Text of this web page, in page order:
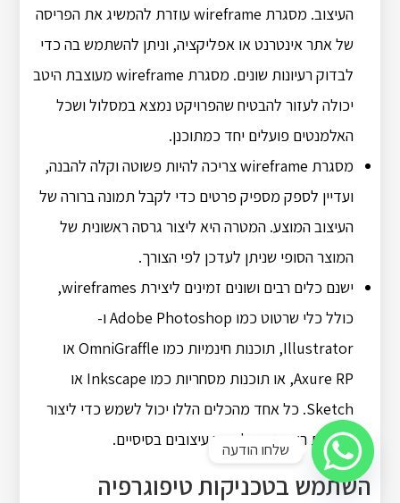
העיצוב. מסגרת wireframe עוזרת להמשיג את הפריסה
של אתר אינטרנט או אפליקציה, וניתן להשתמש בה כדי
לבדוק רעיונות שונים. מסגרת wireframe מעוצבת היטב
יכולה לעזור להבטיח שהפרויקט נמצא במסלול ושכל
האלמנטים פועלים יחד כמתוכנן.
מסגרת wireframe צריכה להיות פשוטה וקלה להבנה,
ועדיין לספק מספיק פרטים כדי לקבל תמונה ברורה של
העיצוב המוצע. המטרה היא ליצור גרסה ראשונית של
המוצר הסופי שניתן לעדכן לפי הצורך.
ישנם כלים רבים ושונים זמינים ליצירת wireframes,
כולל כלי שרטוט כמו Adobe Photoshop ו-
Illustrator, תוכנות חינמיות כמו OmniGraffle או
Axure RP, או תוכנות מסחריות כמו Inkscape או
Sketch. כל אחד מהכלים הללו יכול לשמש כדי ליצור
סקיצות ראשוניות ולפרוס עיצובים בסיסיים.
השתמש בטכניקות טיפוגרפיה
שלחו הודעה